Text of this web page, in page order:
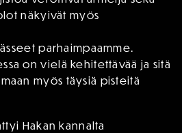
näkyivät myös
parhaimpaamme.
on vielä kehitettävää ja sitä
myös täysiä pisteitä
Hakan kannalta